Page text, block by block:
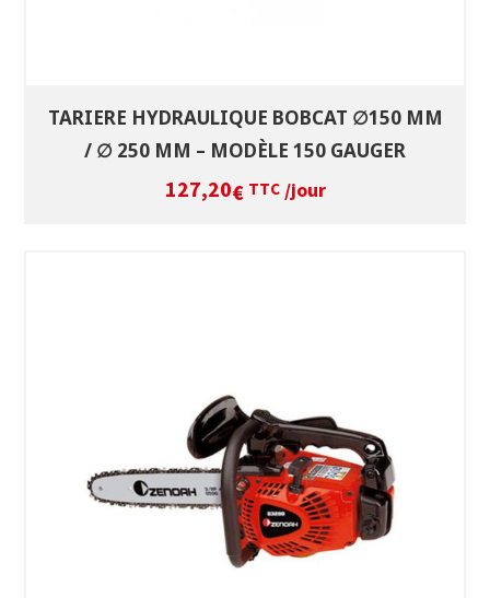
TARIERE HYDRAULIQUE BOBCAT ∅150 MM
/ ∅ 250 MM – MODÈLE 150 GAUGER
127,20€ TTC /jour
SÉLECTIONNEZ LES DATES
VOIR LE PRODUIT